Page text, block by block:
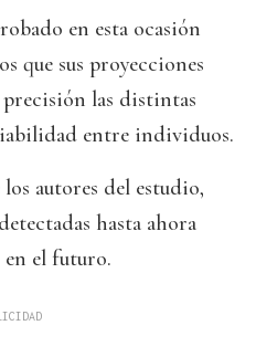
en esta ocasión
que sus proyecciones
las distintas
entre individuos.
autores del estudio,
hasta ahora
en el futuro.